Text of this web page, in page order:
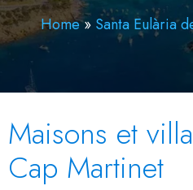
Home» Santa Eulària
Maisons et
Cap Martinet